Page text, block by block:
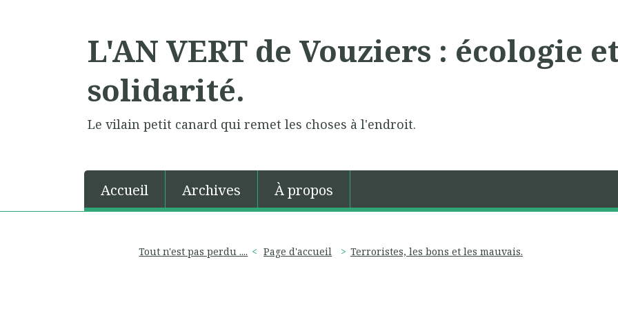
L'AN VERT de Vouziers : écologie
solidarité.
Le vilain petit canard qui remet les choses à l'endroit.
Accueil Archives À propos
Tout n'est pas perdu .... Page d'accueil Terroristes, les bons et les mauvais.